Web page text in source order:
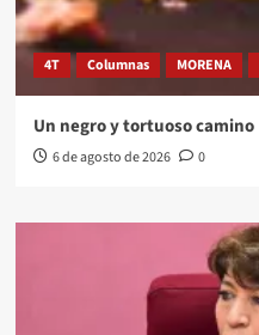
4T Columnas MORENA
Un negro y tortuoso camino
6 de agosto de 2026 0